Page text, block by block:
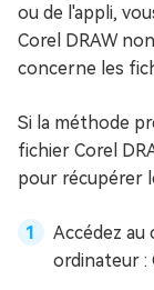
ou de l'appli,
Corel DRAW
concerne les
Si la méthode
fichier Corel
pour récupérer
Accédez au
ordinateur :